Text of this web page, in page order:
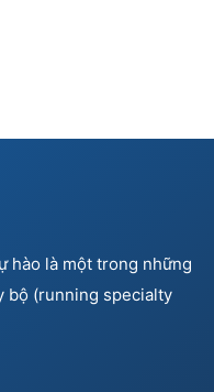
hào là một trong những
bộ (running specialty